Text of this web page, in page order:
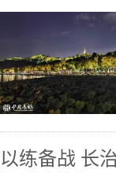
以练备战 长